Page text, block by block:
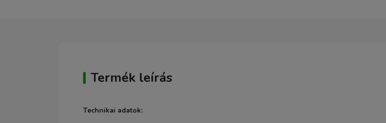
Termék leírás
Technikai adatok: